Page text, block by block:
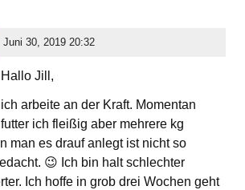
Juni 30, 2019 20:32
Hallo Jill,
ich arbeite an der Kraft. Momentan
futter ich fleißig aber mehrere kg
man es drauf anlegt ist nicht so
😉 Ich bin halt schlechter
Ich hoffe in grob drei Wochen geht